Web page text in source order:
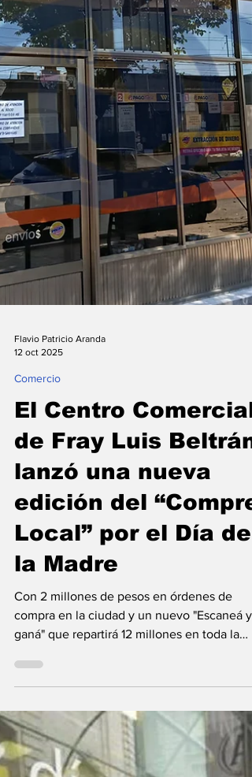
Flavio Patricio Aranda
12 oct 2025
Comercio
El Centro Comercial
de Fray Luis Beltrán
lanzó una nueva
edición del “Compre
Local” por el Día de
la Madre
Con 2 millones de pesos en órdenes de
compra en la ciudad y un nuevo "Escaneá y
ganá" que repartirá 12 millones en toda la